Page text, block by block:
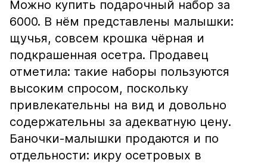
Можно купить подарочный набор за
6000. В нём представлены малышки:
щучья, совсем крошка чёрная и
подкрашенная осетра. Продавец
отметила: такие наборы пользуются
высоким спросом, поскольку
привлекательны на вид и довольно
содержательны за адекватную цену.
Баночки-малышки продаются и по
отдельности: икру осетровых в